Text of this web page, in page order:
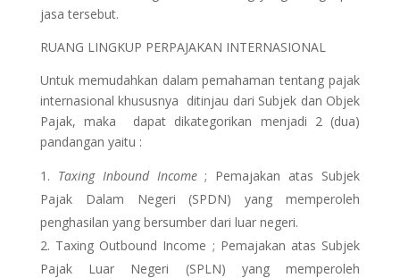
jasa tersebut.
RUANG LINGKUP PERPAJAKAN INTERNASIONAL
Untuk memudahkan dalam pemahaman tentang pajak
internasional khususnya ditinjau dari Subjek dan Objek
Pajak, maka dapat dikategorikan menjadi 2 (dua)
pandangan yaitu :
Taxing Inbound Income; Pemajakan atas Subjek
Pajak Dalam Negeri (SPDN) yang memperoleh
penghasilan yang bersumber dari luar negeri.
Taxing Outbound Income ; Pemajakan atas Subjek
Pajak Luar Negeri (SPLN) yang memperoleh